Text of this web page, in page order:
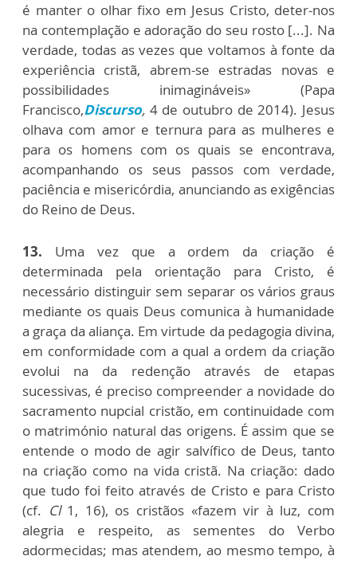
é manter o olhar fixo em Jesus Cristo, deter-nos
na contemplação e adoração do seu rosto [...]. Na
verdade, todas as vezes que voltamos à fonte da
experiência cristã, abrem-se estradas novas e
possibilidades inimagináveis» (Papa
Francisco,Discurso, 4 de outubro de 2014). Jesus
olhava com amor e ternura para as mulheres e
para os homens com os quais se encontrava,
acompanhando os seus passos com verdade,
paciência e misericórdia, anunciando as exigências
do Reino de Deus.
13.
Uma vez que a ordem da criação é
determinada pela orientação para Cristo, é
necessário distinguir sem separar os vários graus
mediante os quais Deus comunica à humanidade
a graça da aliança. Em virtude da pedagogia divina,
em conformidade com a qual a ordem da criação
evolui na da redenção através de etapas
sucessivas, é preciso compreender a novidade do
sacramento nupcial cristão, em continuidade com
o matrimónio natural das origens. É assim que se
entende o modo de agir salvífico de Deus, tanto
na criação como na vida cristã. Na criação: dado
que tudo foi feito através de Cristo e para Cristo
(cf. Cl 1, 16), os cristãos «fazem vir à luz, com
alegria e respeito, as sementes do Verbo
adormecidas; mas atendem, ao mesmo tempo, à